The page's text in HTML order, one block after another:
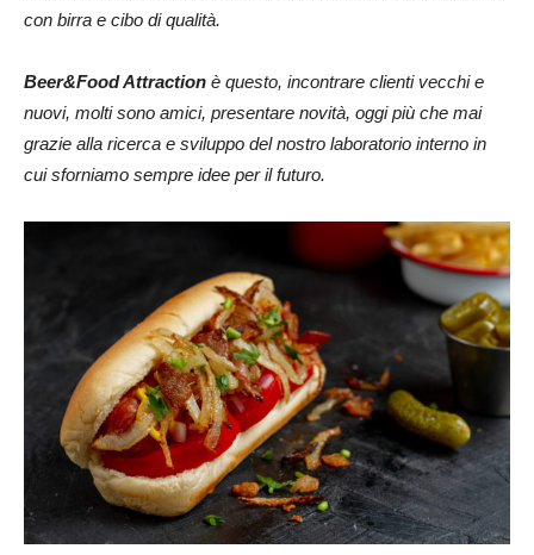
con birra e cibo di qualità.
Beer&Food Attraction è questo, incontrare clienti vecchi e
nuovi, molti sono amici, presentare novità, oggi più che mai
grazie alla ricerca e sviluppo del nostro laboratorio interno in
cui sforniamo sempre idee per il futuro.